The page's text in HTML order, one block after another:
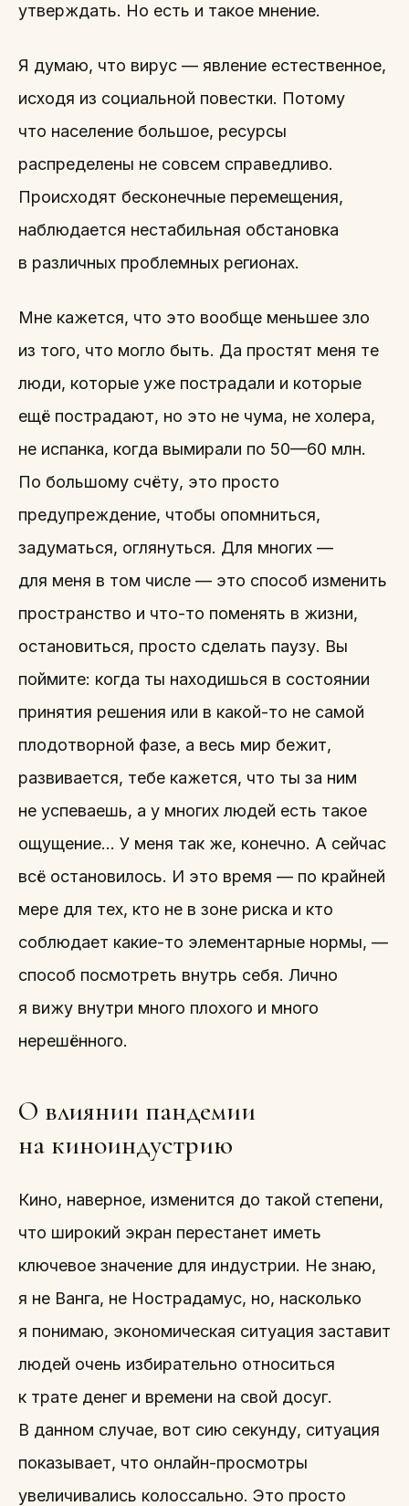
утверждать. Но есть и такое мнение.
Я думаю, что вирус — явление естественное,
исходя из социальной повестки. Потому
что население большое, ресурсы
распределены не совсем справедливо.
Происходят бесконечные перемещения,
наблюдается нестабильная обстановка
в различных проблемных регионах.
Мне кажется, что это вообще меньшее зло
из того, что могло быть. Да простят меня те
люди, которые уже пострадали и которые
ещё пострадают, но это не чума, не холера,
не испанка, когда вымирали по 50—60 млн.
По большому счёту, это просто
предупреждение, чтобы опомниться,
задуматься, оглянуться. Для многих —
для меня в том числе — это способ изменить
пространство и что-то поменять в жизни,
остановиться, просто сделать паузу. Вы
поймите: когда ты находишься в состоянии
принятия решения или в какой-то не самой
плодотворной фазе, а весь мир бежит,
развивается, тебе кажется, что ты за ним
не успеваешь, а у многих людей есть такое
ощущение… У меня так же, конечно. А сейчас
всё остановилось. И это время — по крайней
мере для тех, кто не в зоне риска и кто
соблюдает какие-то элементарные нормы, —
способ посмотреть внутрь себя. Лично
я вижу внутри много плохого и много
нерешённого.
О влиянии пандемии
на киноиндустрию
Кино, наверное, изменится до такой степени,
что широкий экран перестанет иметь
ключевое значение для индустрии. Не знаю,
я не Ванга, не Нострадамус, но, насколько
я понимаю, экономическая ситуация заставит
людей очень избирательно относиться
к трате денег и времени на свой досуг.
В данном случае, вот сию секунду, ситуация
показывает, что онлайн-просмотры
увеличивались колоссально. Это просто